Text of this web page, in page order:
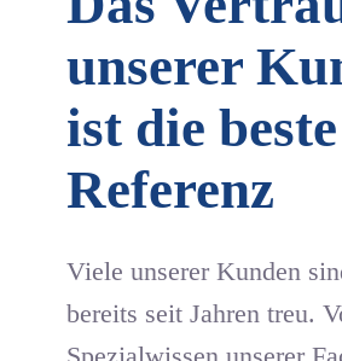
unserer
ist die beste
Referenz
Viele unserer Kunden
bereits seit Jahren treu.